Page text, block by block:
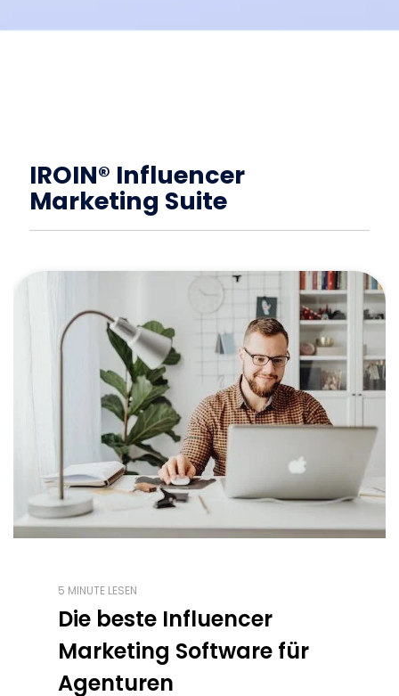
IROIN® Influencer
Marketing Suite
5 MINUTE LESEN
Die beste Influencer
Marketing Software für
Agenturen